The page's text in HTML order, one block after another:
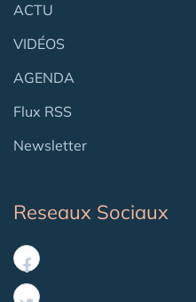
ACTU
VIDÉOS
AGENDA
Flux RSS
Newsletter
Reseaux Sociaux